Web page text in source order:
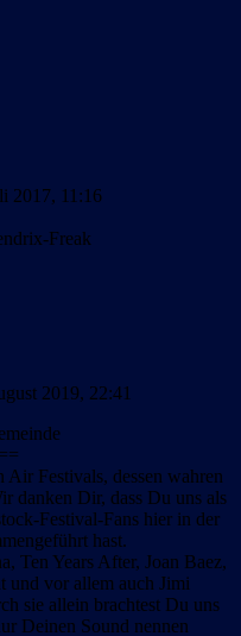
2017, 11:16
Freak
2019, 22:41
Festivals, dessen wahren
danken Dir, dass Du uns als
Festival-Fans hier in der
hast.
Ten Years After, Joan Baez,
und vor allem auch Jimi
sie allein brachtest Du uns
Deinen Sound nennen